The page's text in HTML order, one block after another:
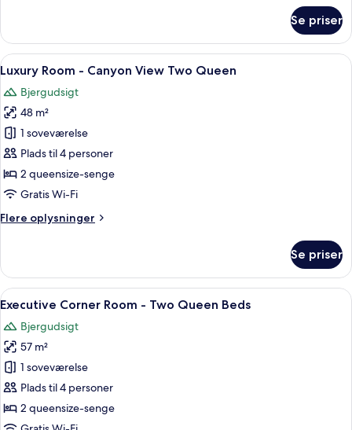
Room
City
Two
Queen
Se priser
Indlæs
alle
billeder
af
Luxury
Room
-
Canyon
Two
Et hotelværelse med to senge, en
6
Luxury Room - Canyon View Two Queen
Bjergudsigt
48 m²
1 soveværelse
Plads til 4 personer
2 queensize-senge
Gratis Wi-Fi
Flere oplysninger
Flere
Room
Canyon
Two
Queen
Se priser
Indlæs
alle
billeder
af
Executive
Corner
Room
-
Et moderne hotelværelse med en
6
Executive Corner Room - Two Queen Beds
Bjergudsigt
57 m²
1 soveværelse
Plads til 4 personer
2 queensize-senge